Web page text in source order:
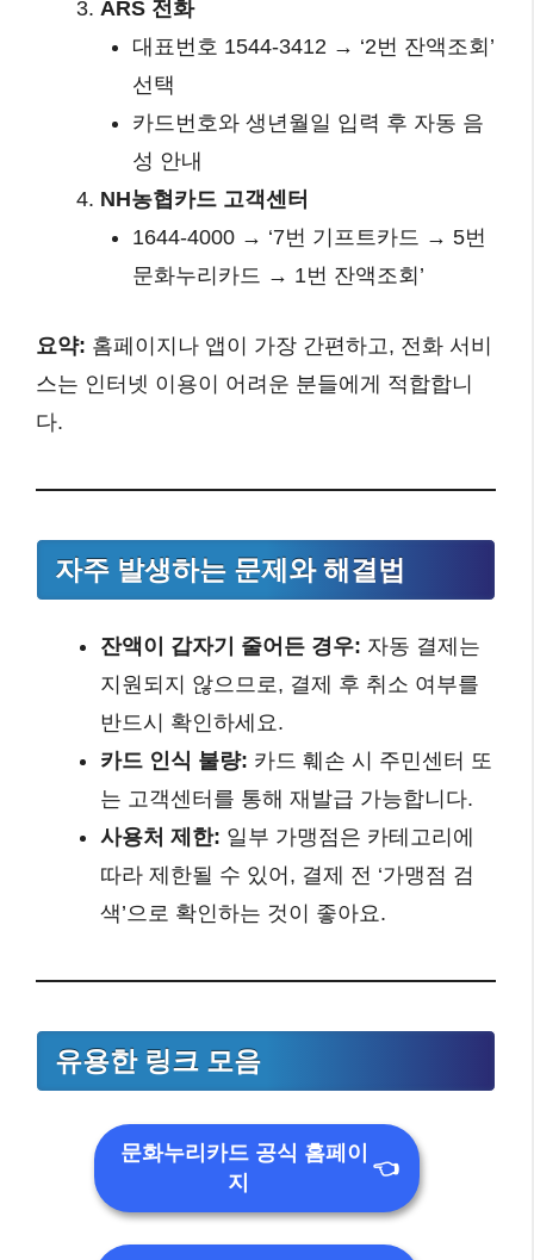
ARS 전화
대표번호 1544-3412 → ‘2번 잔액조회’
선택
카드번호와 생년월일 입력 후 자동 음
성 안내
NH농협카드 고객센터
1644-4000 → ‘7번 기프트카드 → 5번
문화누리카드 → 1번 잔액조회’
요약: 홈페이지나 앱이 가장 간편하고, 전화 서비
스는 인터넷 이용이 어려운 분들에게 적합합니
다.
자주 발생하는 문제와 해결법
잔액이 갑자기 줄어든 경우: 자동 결제는
지원되지 않으므로, 결제 후 취소 여부를
반드시 확인하세요.
카드 인식 불량: 카드 훼손 시 주민센터 또
는 고객센터를 통해 재발급 가능합니다.
사용처 제한: 일부 가맹점은 카테고리에
따라 제한될 수 있어, 결제 전 ‘가맹점 검
색’으로 확인하는 것이 좋아요.
유용한 링크 모음
문화누리카드 공식 홈페이
지
👈